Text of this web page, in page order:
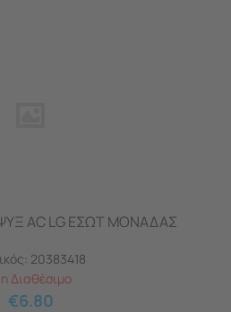
AC LG ΕΣΩΤ ΜΟΝΑΔΑΣ
20383418
Διαθέσιμο
€6.80